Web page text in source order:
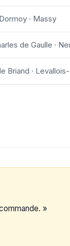
· Massy
de Gaulle ·
Briand ·
»